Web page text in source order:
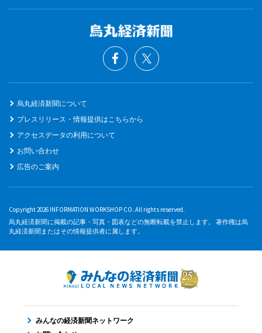
烏丸経済新聞について
プレスリリース・情報提供はこちらから
アクセスデータの利用について
お問い合わせ
広告のご案内
Copyright 2026 INFORMATION WORKSHOP CO. All rights reserved.
烏丸経済新聞に掲載の記事・写真・図表などの無断転載を禁止します。 著作権は烏
丸経済新聞またはその情報提供者に属します。
みんなの経済新聞ネットワーク